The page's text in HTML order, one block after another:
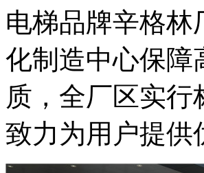
电梯品牌辛格林
化制造中心保障
质，全厂区实
致力为用户提供